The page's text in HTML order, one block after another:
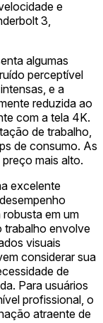
e
3,
algumas
perceptível
e a
reduzida ao
com a tela 4K.
de trabalho,
de consumo. As
mais alto.
excelente
em um
trabalho envolve
visuais
considerar sua
de
Para usuários
profissional, o
atraente de